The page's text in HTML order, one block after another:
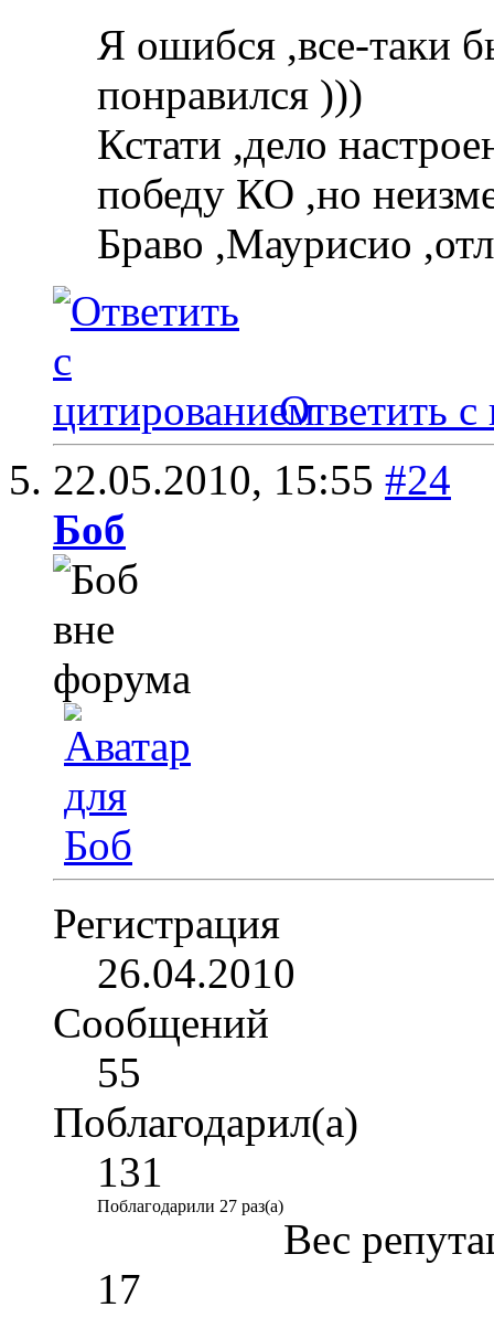
Я ошибся ,все-таки
понравился )))
Кстати ,дело
победу КО ,но
Браво ,Маурисио
Ответить с
22.05.2010, 15:55 #24
Боб
Регистрация
26.04.2010
Сообщений
55
Поблагодарил(а)
131
Поблагодарили 27 раз(а)
Вес
17